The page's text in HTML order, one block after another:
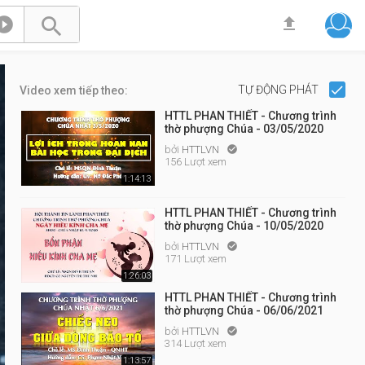
 
Video xem tiếp theo: TỰ ĐỘNG PHÁT
1:14:13
HTTL PHAN THIẾT - Chương trình
thờ phượng Chúa - 03/05/2020
bởi HTTLVN 
156 Lượt xem
1:26:03
HTTL PHAN THIẾT - Chương trình
thờ phượng Chúa - 10/05/2020
bởi HTTLVN 
171 Lượt xem
1:13:57
HTTL PHAN THIẾT - Chương trình
thờ phượng Chúa - 06/06/2021
bởi HTTLVN 
314 Lượt xem